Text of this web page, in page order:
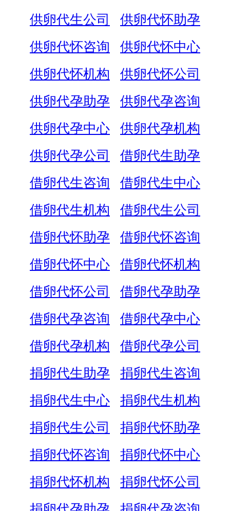
供卵代生公司
供卵代怀助孕
供卵代怀咨询
供卵代怀中心
供卵代怀机构
供卵代怀公司
供卵代孕助孕
供卵代孕咨询
供卵代孕中心
供卵代孕机构
供卵代孕公司
借卵代生助孕
借卵代生咨询
借卵代生中心
借卵代生机构
借卵代生公司
借卵代怀助孕
借卵代怀咨询
借卵代怀中心
借卵代怀机构
借卵代怀公司
借卵代孕助孕
借卵代孕咨询
借卵代孕中心
借卵代孕机构
借卵代孕公司
捐卵代生助孕
捐卵代生咨询
捐卵代生中心
捐卵代生机构
捐卵代生公司
捐卵代怀助孕
捐卵代怀咨询
捐卵代怀中心
捐卵代怀机构
捐卵代怀公司